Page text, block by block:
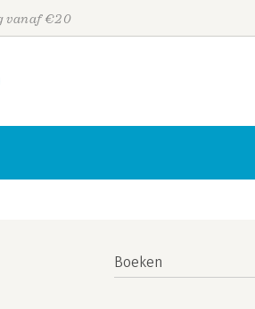
vanaf €20
Boeken
Personen